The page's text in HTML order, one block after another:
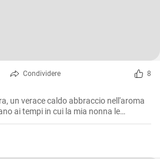
Condividere 8
un verace caldo abbraccio nell'aroma
ai tempi in cui la mia nonna le
Le Palline di Cioccolato sono semplici
meno deliziose. Perfette da servire
per un snack pomeridiano, sono
intenso e una consistenza morbida che